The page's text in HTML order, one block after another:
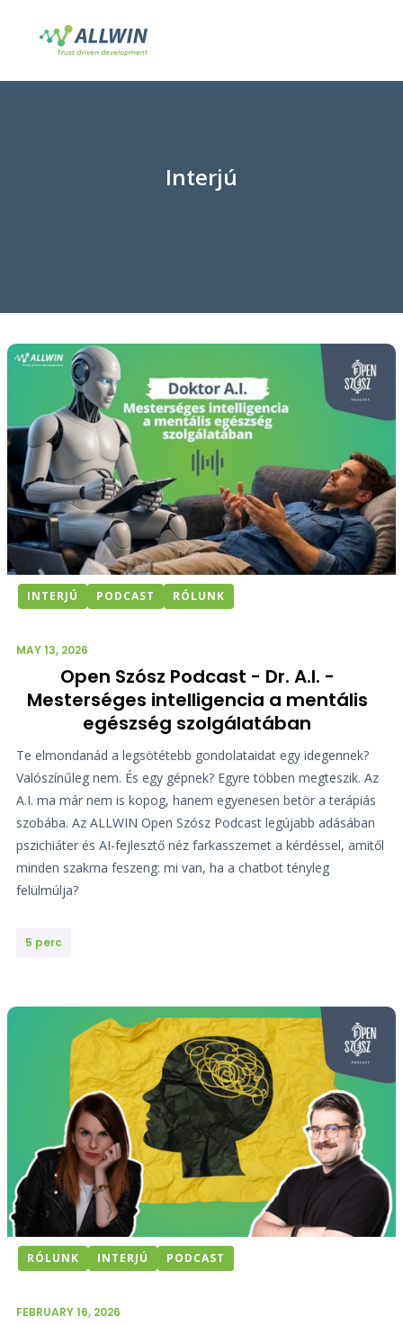
Interjú
INTERJÚ PODCAST RÓLUNK
MAY 13, 2026
Open Szósz Podcast - Dr. A.I. -
Mesterséges intelligencia a mentális
egészség szolgálatában
Te elmondanád a legsötétebb gondolataidat egy idegennek?
Valószínűleg nem. És egy gépnek? Egyre többen megteszik. Az
A.I. ma már nem is kopog, hanem egyenesen betör a terápiás
szobába. Az ALLWIN Open Szósz Podcast legújabb adásában
pszichiáter és AI-fejlesztő néz farkasszemet a kérdéssel, amitől
minden szakma feszeng: mi van, ha a chatbot tényleg
felülmúlja?
5 perc
RÓLUNK INTERJÚ PODCAST
FEBRUARY 16, 2026